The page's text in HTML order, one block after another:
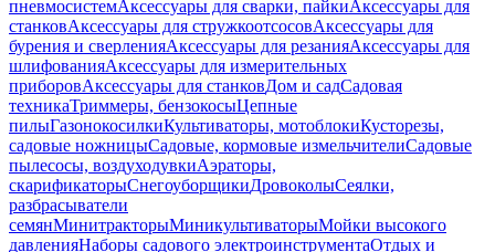
пневмосистемАксессуары для сварки, пайкиАксессуары для
станковАксессуары для стружкоотсосовАксессуары для
бурения и сверленияАксессуары для резанияАксессуары для
шлифованияАксессуары для измерительных
приборовАксессуары для станковДом и садСадовая
техникаТриммеры, бензокосыЦепные
пилыГазонокосилкиКультиваторы, мотоблокиКусторезы,
садовые ножницыСадовые, кормовые измельчителиСадовые
пылесосы, воздуходувкиАэраторы,
скарификаторыСнегоуборщикиДровоколыСеялки,
разбрасыватели
семянМинитракторыМиникультиваторыМойки высокого
давленияНаборы садового электроинструментаОтдых и